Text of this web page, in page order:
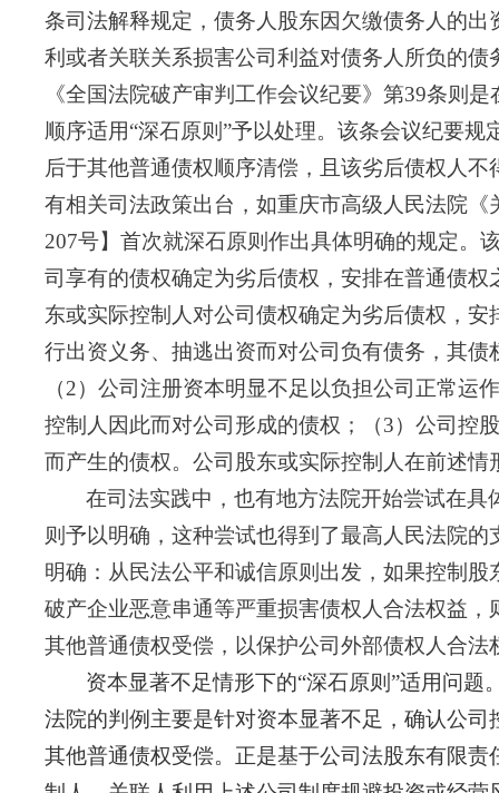
条司法解释规定，债务人股东因欠缴债务人的
利或者关联关系损害公司利益对债务人所负的
《全国法院破产审判工作会议纪要》第39条则是
顺序适用“深石原则”予以处理。该条会议纪要
后于其他普通债权顺序清偿，且该劣后债权人
有相关司法政策出台，如重庆市高级人民法院
207号】首次就深石原则作出具体明确的规定。
司享有的债权确定为劣后债权，安排在普通债
东或实际控制人对公司债权确定为劣后债权，
行出资义务、抽逃出资而对公司负有债务，其
（2）公司注册资本明显不足以负担公司正常
控制人因此而对公司形成的债权；（3）公司控
而产生的债权。公司股东或实际控制人在前述
在司法实践中，也有地方法院开始尝试在具
则予以明确，这种尝试也得到了最高人民法院
明确：从民法公平和诚信原则出发，如果控制
破产企业恶意串通等严重损害债权人合法权益，
其他普通债权受偿， 以保护公司外部债权人合
资本显著不足情形下的“深石原则”适用问题
法院的判例主要是针对资本显著不足，确认公
其他普通债权受偿。正是基于公司法股东有限